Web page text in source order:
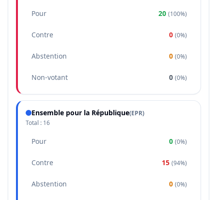
Pour 20 (100%)
Contre 0 (0%)
Abstention 0 (0%)
Non-votant 0 (0%)
Ensemble pour la République(EPR)
Total : 16
Pour 0 (0%)
Contre 15 (94%)
Abstention 0 (0%)